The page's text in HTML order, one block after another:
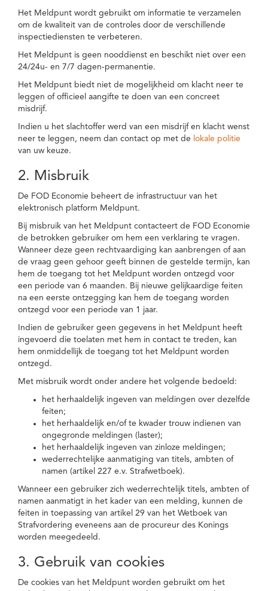
Het Meldpunt wordt gebruikt om informatie te verzamelen
om de kwaliteit van de controles door de verschillende
inspectiediensten te verbeteren.
Het Meldpunt is geen nooddienst en beschikt niet over een
24/24u- en 7/7 dagen-permanentie.
Het Meldpunt biedt niet de mogelijkheid om klacht neer te
leggen of officieel aangifte te doen van een concreet
misdrijf.
Indien u het slachtoffer werd van een misdrijf en klacht wenst
neer te leggen, neem dan contact op met de lokale politie
van uw keuze.
2. Misbruik
De FOD Economie beheert de infrastructuur van het
elektronisch platform Meldpunt.
Bij misbruik van het Meldpunt contacteert de FOD Economie
de betrokken gebruiker om hem een verklaring te vragen.
Wanneer deze geen rechtvaardiging kan aanbrengen of aan
de vraag geen gehoor geeft binnen de gestelde termijn, kan
hem de toegang tot het Meldpunt worden ontzegd voor
een periode van 6 maanden. Bij nieuwe gelijkaardige feiten
na een eerste ontzegging kan hem de toegang worden
ontzegd voor een periode van 1 jaar.
Indien de gebruiker geen gegevens in het Meldpunt heeft
ingevoerd die toelaten met hem in contact te treden, kan
hem onmiddellijk de toegang tot het Meldpunt worden
ontzegd.
Met misbruik wordt onder andere het volgende bedoeld:
het herhaaldelijk ingeven van meldingen over dezelfde
feiten;
het herhaaldelijk en/of te kwader trouw indienen van
ongegronde meldingen (laster);
het herhaaldelijk ingeven van zinloze meldingen;
wederrechtelijke aanmatiging van titels, ambten of
namen (artikel 227 e.v. Strafwetboek).
Wanneer een gebruiker zich wederrechtelijk titels, ambten of
namen aanmatigt in het kader van een melding, kunnen de
feiten in toepassing van artikel 29 van het Wetboek van
Strafvordering eveneens aan de procureur des Konings
worden meegedeeld.
3. Gebruik van cookies
De cookies van het Meldpunt worden gebruikt om het